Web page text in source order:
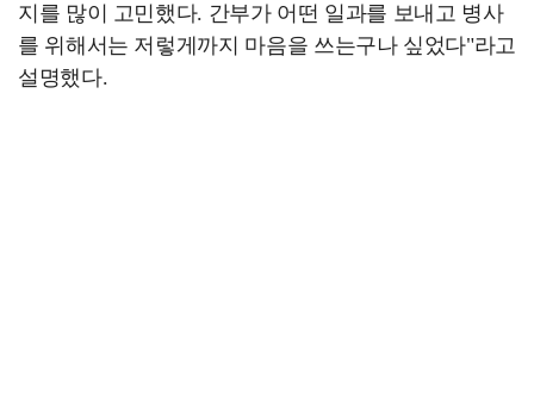
지를 많이 고민했다. 간부가 어떤 일과를 보내고 병사
를 위해서는 저렇게까지 마음을 쓰는구나 싶었다"라고
설명했다.